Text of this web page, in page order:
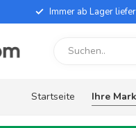
Immer ab Lager
Startseite Ihre